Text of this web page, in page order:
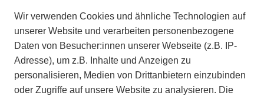
IMPRESSUM
INFORMATIONEN
ZAHLUNGSARTEN
Wir verwenden Cookies und ähnliche Technologien auf
unserer Website und verarbeiten personenbezogene
Daten von Besucher:innen unserer Webseite (z.B. IP-
Adresse), um z.B. Inhalte und Anzeigen zu
personalisieren, Medien von Drittanbietern einzubinden
oder Zugriffe auf unsere Website zu analysieren. Die